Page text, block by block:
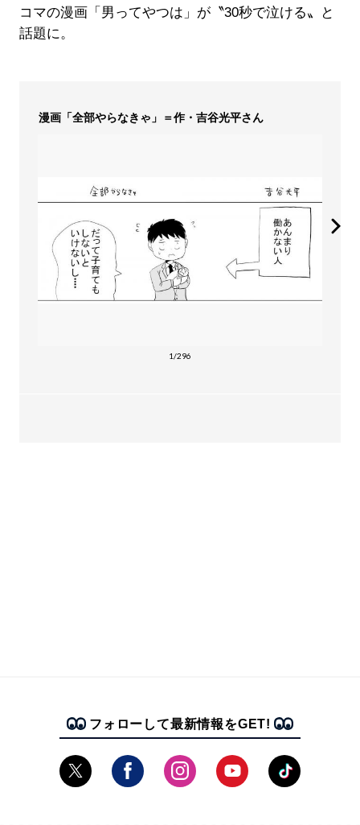
コマの漫画「男ってやつは」が〝30秒で泣ける〟と
話題に。
漫画「全部やらなきゃ」＝作・吉谷光平さん
1/296
フォローして最新情報をGET!